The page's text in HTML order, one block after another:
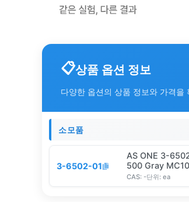
상품 옵션 정보
다양한 옵션의 상품 정보와 가격을
소모품
3-6502-01
AS ONE 3-
500 Gray
CAS: -단위: ea